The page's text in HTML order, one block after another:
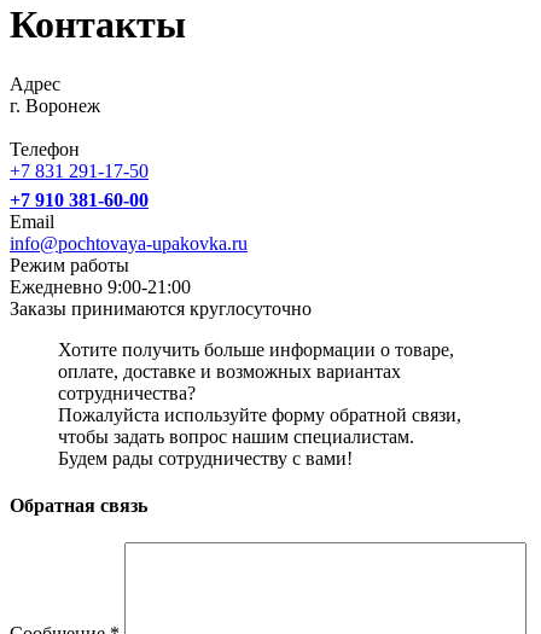
Контакты
Адрес
г. Воронеж
Телефон
+7 831 291-17-50
+7 910 381-60-00
Email
info@pochtovaya-upakovka.ru
Режим работы
Ежедневно 9:00-21:00
Заказы принимаются круглосуточно
Хотите получить больше информации о товаре,
оплате, доставке и возможных вариантах
сотрудничества?
Пожалуйста используйте форму обратной связи,
чтобы задать вопрос нашим специалистам.
Будем рады сотрудничеству с вами!
Обратная связь